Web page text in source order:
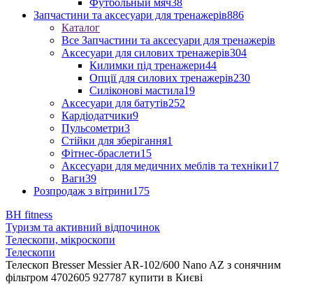
Футбольный мяч38
Запчастини та аксесуари для тренажерів886
Каталог
Все Запчастини та аксесуари для тренажерів
Аксесуари для силових тренажерів304
Килимки під тренажери44
Опції для силових тренажерів230
Силіконові мастила19
Аксесуари для батутів252
Кардіодатчики9
Пульсометри3
Стійки для зберігання1
Фітнес-браслети15
Аксесуари для медичних меблів та техніки17
Ваги39
Розпродаж з вітрини175
BH fitness
Туризм та активний відпочинок
Телескопи, мікроскопи
Телескопи
Телескоп Bresser Messier AR-102/600 Nano AZ з сонячним
фільтром 4702605 927787 купити в Києві